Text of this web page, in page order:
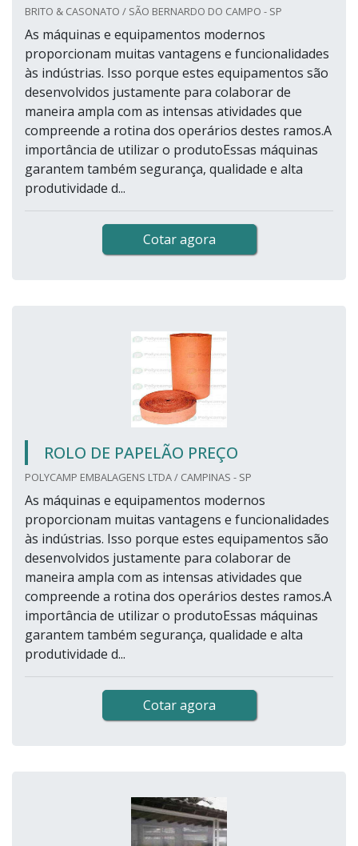
BRITO & CASONATO / SÃO BERNARDO DO CAMPO - SP
As máquinas e equipamentos modernos
proporcionam muitas vantagens e funcionalidades
às indústrias. Isso porque estes equipamentos são
desenvolvidos justamente para colaborar de
maneira ampla com as intensas atividades que
compreende a rotina dos operários destes ramos.A
importância de utilizar o produtoEssas máquinas
garantem também segurança, qualidade e alta
produtividade d...
Cotar agora
ROLO DE PAPELÃO PREÇO
POLYCAMP EMBALAGENS LTDA / CAMPINAS - SP
As máquinas e equipamentos modernos
proporcionam muitas vantagens e funcionalidades
às indústrias. Isso porque estes equipamentos são
desenvolvidos justamente para colaborar de
maneira ampla com as intensas atividades que
compreende a rotina dos operários destes ramos.A
importância de utilizar o produtoEssas máquinas
garantem também segurança, qualidade e alta
produtividade d...
Cotar agora